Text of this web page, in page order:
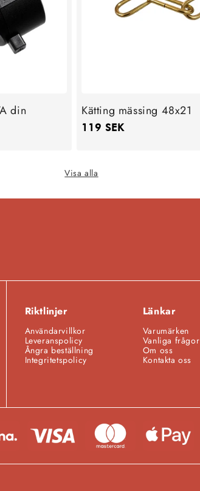
din Kätting mässing 48x21
Ordinarie
119 SEK
Visa alla
Riktlinjer
Användarvillkor
Leveranspolicy
Ångra beställning
Integritetspolicy
Länkar
Varumärken
Vanliga frågor
Om oss
Kontakta oss